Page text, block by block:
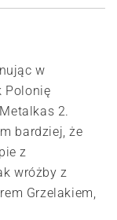
w
Polonię
2.
bardziej, że
z
wróżby z
Grzelakiem,